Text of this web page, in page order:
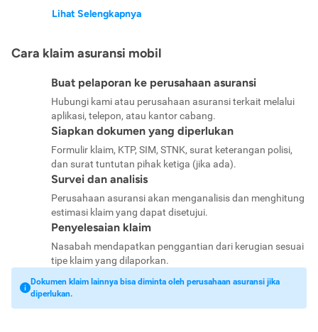
Lihat Selengkapnya
Cara klaim asuransi mobil
Buat pelaporan ke perusahaan asuransi
Hubungi kami atau perusahaan asuransi terkait melalui
aplikasi, telepon, atau kantor cabang.
Siapkan dokumen yang diperlukan
Formulir klaim, KTP, SIM, STNK, surat keterangan polisi,
dan surat tuntutan pihak ketiga (jika ada).
Survei dan analisis
Perusahaan asuransi akan menganalisis dan menghitung
estimasi klaim yang dapat disetujui.
Penyelesaian klaim
Nasabah mendapatkan penggantian dari kerugian sesuai
tipe klaim yang dilaporkan.
Dokumen klaim lainnya bisa diminta oleh perusahaan asuransi jika
diperlukan.